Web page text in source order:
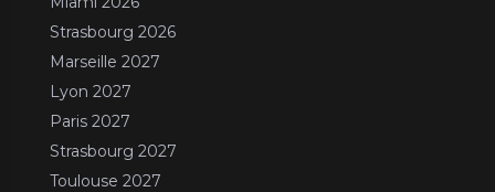
Strasbourg 2026
Marseille 2027
Lyon 2027
Paris 2027
Strasbourg 2027
Toulouse 2027